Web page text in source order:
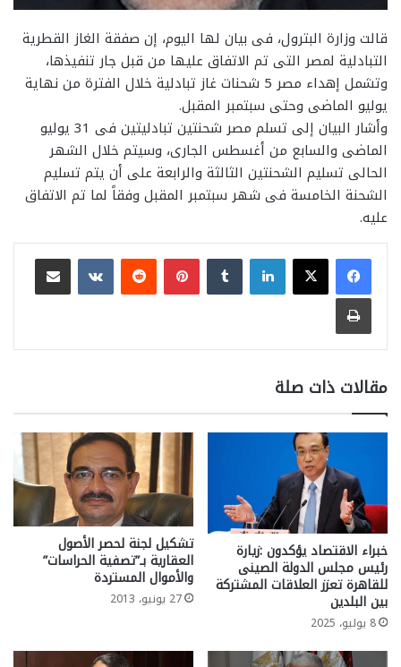
قالت وزارة البترول، فى بيان لها اليوم، إن صفقة الغاز القطرية
التبادلية لمصر التى تم الاتفاق عليها من قبل جار تنفيذها،
وتشمل إهداء مصر 5 شحنات غاز تبادلية خلال الفترة من نهاية
يوليو الماضى وحتى سبتمبر المقبل.
وأشار البيان إلى تسلم مصر شحنتين تبادليتين فى 31 يوليو
الماضى والسابع من أغسطس الجارى، وسيتم خلال الشهر
الحالى تسليم الشحنتين الثالثة والرابعة على أن يتم تسليم
الشحنة الخامسة فى شهر سبتمبر المقبل وفقاً لما تم الاتفاق
عليه.
لينكدإن بينتيريست
مشاركة عبر البريد
طباعة
مقالات ذات صلة
خبراء الاقتصاد يؤكدون :زيارة
رئيس مجلس الدولة الصينى
للقاهرة تعزز العلاقات المشتركة
بين البلدين
8 يوليو، 2025
تشكيل لجنة لحصر الأصول
العقارية بـ”تصفية الحراسات”
والأموال المستردة
27 يونيو، 2013